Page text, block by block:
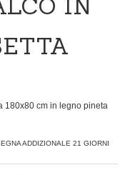
IN
180x80 cm in legno pineta
ADDIZIONALE 21 GIORNI